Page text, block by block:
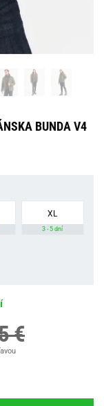
BUNDA V4
XL
3 - 5 dní
€